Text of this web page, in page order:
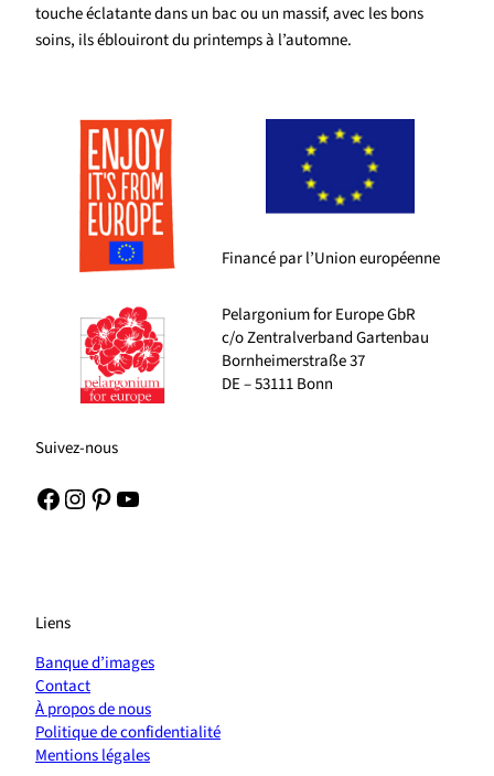
touche éclatante dans un bac ou un massif, avec les bons
soins, ils éblouiront du printemps à l’automne.
Financé par l’Union européenne
Pelargonium for Europe GbR
c/o Zentralverband Gartenbau
Bornheimerstraße 37
DE – 53111 Bonn
Suivez-nous
Facebook Instagram Pinterest YouTube
Liens
Banque d’images
Contact
À propos de nous
Politique de confidentialité
Mentions légales